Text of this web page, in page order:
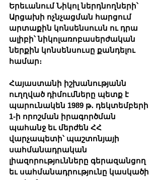
Երեւանում Նիկոլ ներդնողների՝
Արցախի ոչնչացման հարցում
արտաքին կոնսենսուսն ու դրա
ալիբի՝ նիկոլառոբասերժական
ներքին կոնսենսուսը քանդելու
համար։
Հայաստանի իշխանությանն
ուղղված դիմումները պետք է
պարունակեն 1989 թ․ դեկտեմբերի
1-ի որոշման իրագործման
պահանջ եւ մերժեն ՀՀ
վարչապետի՝ պաշտոնյայի
սահմանադրական
լիազորությունները գերազանցող
եւ սահմանադրությունը կասկածի